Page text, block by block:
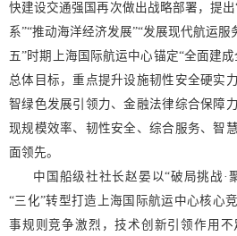
快建设交通强国再次做出战略部署，提
系”“推动海洋经济发展”“发展现代航运服
五”时期上海国际航运中心锚定“全面建
总体目标，重点提升设施韧性安全硬实
智绿色发展引领力、金融法律综合保障
现规模效率、韧性安全、综合服务、智
面领先。
中国船级社社长赵晏以“破局挑战·
“三化”转型打造上海国际航运中心核心
事规则竞争激烈，技术创新引领作用